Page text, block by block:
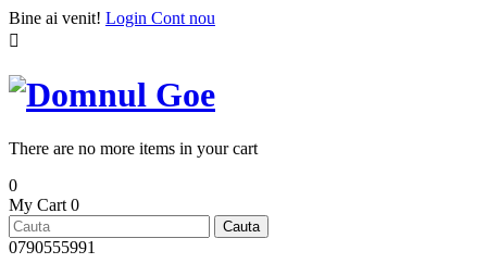
Bine ai venit! Login Cont nou

There are no more items in your cart
0
My Cart 0
Cauta
0790555991